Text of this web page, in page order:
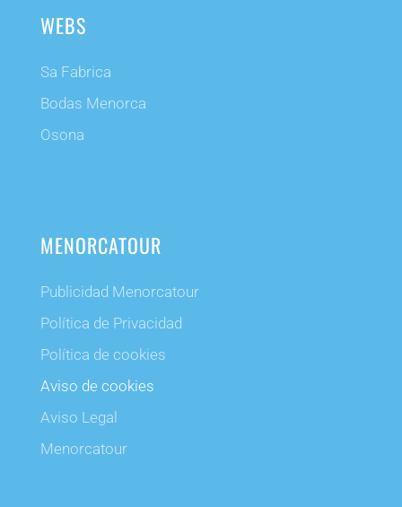
WEBS
Sa Fabrica
Bodas Menorca
Osona
MENORCATOUR
Publicidad Menorcatour
Política de Privacidad
Política de cookies
Aviso de cookies
Aviso Legal
Menorcatour